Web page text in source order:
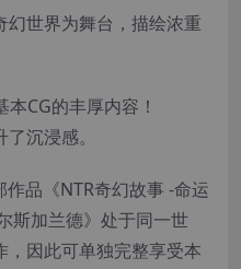
世界为舞台，描绘浓重
CG的丰厚内容！
沉浸感。
品《NTR奇幻故事 -命运
斯加兰德》处于同一世
，因此可单独完整享受本